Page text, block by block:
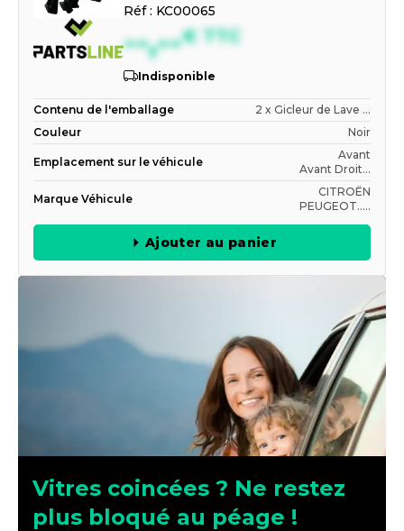
Réf : KC00065
--,--€ TTC
Indisponible
Contenu de l'emballage
2 x Gicleur de Lave ...
Couleur
Noir
Emplacement sur le véhicule
Avant
Avant Droit...
Marque Véhicule
CITROËN
PEUGEOT.....
Ajouter au panier
Vitres coincées ? Ne restez
plus bloqué au péage !